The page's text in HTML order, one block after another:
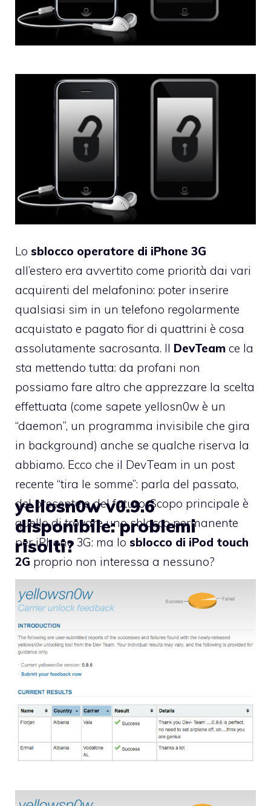
consigliamo di non aggiornare alfirmware
, e più specificatamente:
Lo sblocco operatore di iPhone 3G
all’estero era avvertito come priorità dai vari
acquirenti del melafonino: poter inserire
qualsiasi sim in un telefono regolarmente
acquistato e pagato fior di quattrini è cosa
assolutamente sacrosanta. Il DevTeam ce la
sta mettendo tutta: da profani non
possiamo fare altro che apprezzare la scelta
effettuata (come sapete yellosn0w è un
“daemon”, un programma invisibile che gira
in background) anche se qualche riserva la
abbiamo. Ecco che il DevTeam in un post
recente “tira le somme”: parla del passato,
del presente e del futuro. Scopo principale è
quello di trovare uno sblocco permanente
per iPhone 3G: ma lo sblocco di iPod touch
2G proprio non interessa a nessuno?
yellosn0w v0.9.6
disponibile: problemi
risolti?